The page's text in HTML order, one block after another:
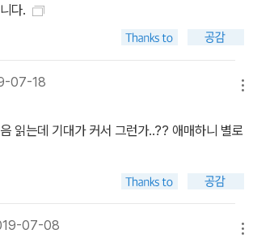
다.
07-18
읽는데 기대가 커서 그런가..?? 애매하니 별로
07-08